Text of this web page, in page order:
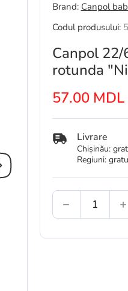
Brand: Canpol
Codul produsului:
Canpol
rotunda
57.00 MDL
Livrare
Chișinău:
Regiuni: